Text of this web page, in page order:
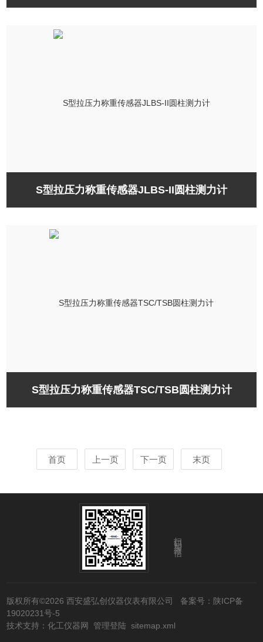
S型拉压力称重传感器JLBS-II圆柱测力计
S型拉压力称重传感器TSC/TSB圆柱测力计
首页 上一页 下一页 末页
扫码加微信
版权所有©2026 西安盛弘创仪器仪表有限公司 备案号：陕ICP备
19020231号-5
技术支持：化工仪器网 管理登陆 sitemap.xml